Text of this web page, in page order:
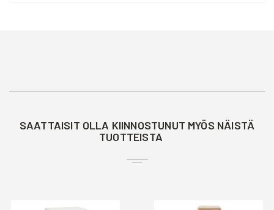
SAATTAISIT OLLA KIINNOSTUNUT MYÖS NÄISTÄ
TUOTTEISTA